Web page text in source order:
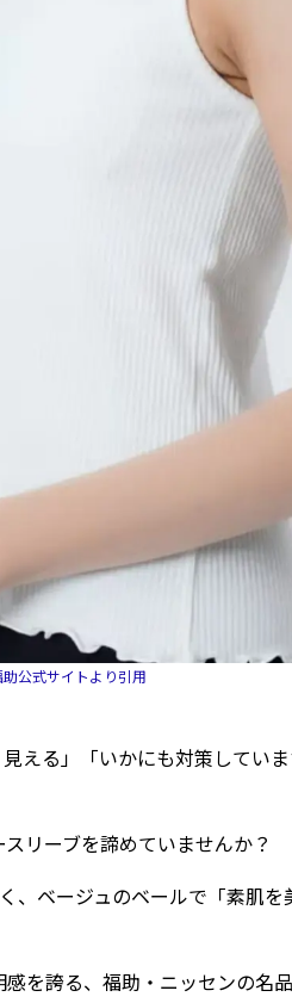
助公式サイトより引用
える」「いかにも対策してい
リーブを諦めていませんか？
、ベージュのベールで「素肌
を誇る、福助・ニッセンの名品